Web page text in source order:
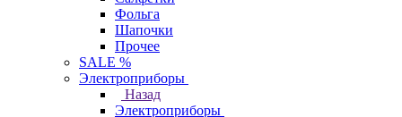
Фольга
Шапочки
Прочее
SALE %
Электроприборы
Назад
Электроприборы